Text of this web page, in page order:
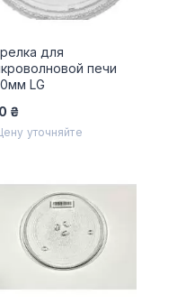
для
печи
LG
₴
уточняйте